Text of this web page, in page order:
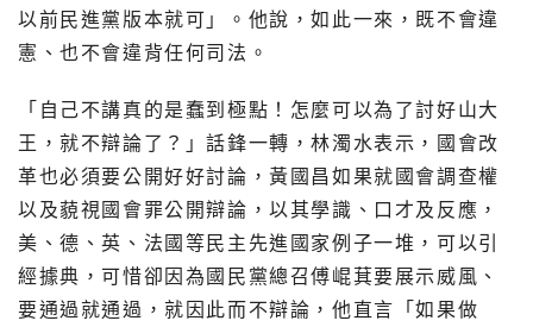
以前民進黨版本就可」。他說，如此一來，既不會違
憲、也不會違背任何司法。
「自己不講真的是蠢到極點！怎麼可以為了討好山大
王，就不辯論了？」話鋒一轉，林濁水表示，國會改
革也必須要公開好好討論，黃國昌如果就國會調查權
以及藐視國會罪公開辯論，以其學識、口才及反應，
美、德、英、法國等民主先進國家例子一堆，可以引
經據典，可惜卻因為國民黨總召傅崐萁要展示威風、
要通過就通過，就因此而不辯論，他直言「如果做